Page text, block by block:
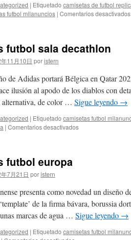
| Etiquetado camisetas de futbol
futbol milanuncios | Comentarios desactivados
futbol sala decathlon
11月10日 poristern
de Adidas portará Bélgica en Qatar
ilusión al apodo de los diablos con
alternativa, de color … Sigue leyendo →
| Etiquetado camisetas futbol
| Comentarios desactivadosen
futbol europa
7月21日 poristern
presenta como novedad un diseño
de la firma bávara, borussia
marcas de agua … Sigue leyendo →
| Etiquetado camisetas futbol